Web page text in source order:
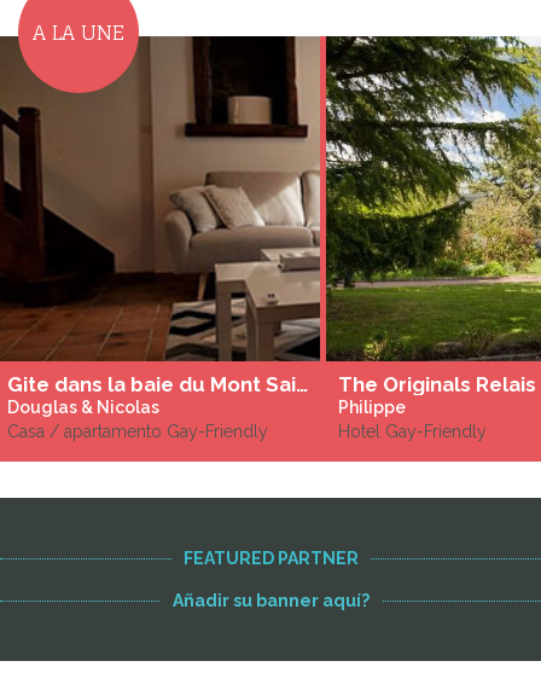
A LA UNE
Gite dans la baie du Mont Saint Michel
Douglas & Nicolas
Casa / apartamento Gay-Friendly
Philippe
Hotel Gay-Friendly
FEATURED PARTNER
Añadir su banner aquí?